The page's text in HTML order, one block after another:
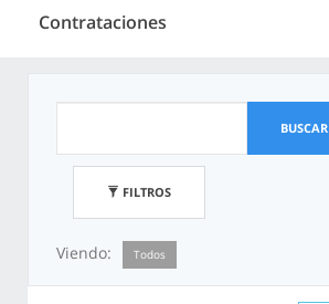
Contrataciones
BUSCAR
FILTROS
Viendo: Todos